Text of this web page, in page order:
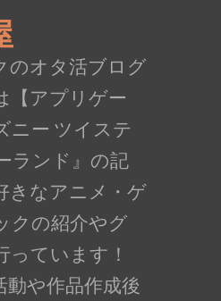
のオタ活ブログ
【アプリゲー
ニー ツイステ
ランド』の記
きなアニメ・ゲ
クの紹介やグ
っています！
動や作品作成後